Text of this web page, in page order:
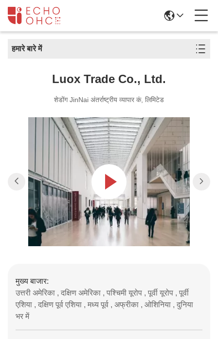
हमारे बारे में
Luox Trade Co., Ltd.
शेडोंग JinNai अंतर्राष्ट्रीय व्यापार कं, लिमिटेड
मुख्य बाजार:
उत्तरी अमेरिका , दक्षिण अमेरिका , पश्चिमी यूरोप , पूर्वी यूरोप , पूर्वी
एशिया , दक्षिण पूर्व एशिया , मध्य पूर्व , अफ्रीका , ओशिनिया , दुनिया
भर में